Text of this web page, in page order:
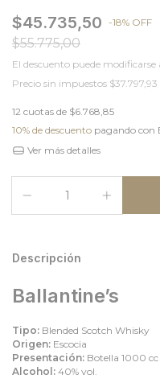
$45.735,50 -18% OFF
$55.775,00
El descuento puede
Precio sin impuestos $37.797,93
12 cuotas de $6.768,85
10% de descuento pagando con
Ver más detalles
Descripción
Ballantine’s
Tipo: Blended Scotch Whisky
Origen: Escocia
Presentación: Botella 1000 cc
Alcohol: 40% vol.